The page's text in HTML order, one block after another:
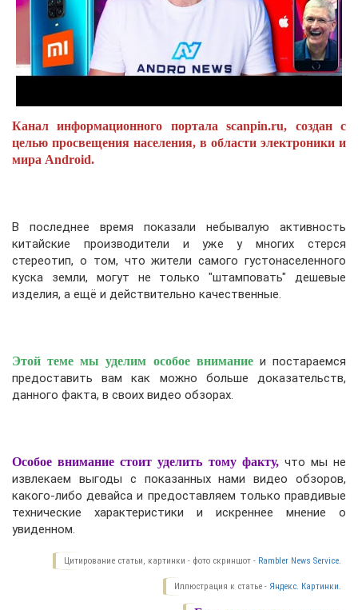
Канал информационного портала scanpin.ru, создан с
целью просвещения населения, в области электроники и
мира Android.
В последнее время показали небывалую активность
китайские производители и уже у многих стерся
стереотип, о том, что жители самого густонаселенного
куска земли, могут не только "штамповать" дешевые
изделия, а ещё и действительно качественные.
Этой теме мы уделим особое вниманиеи постараемся
предоставить вам как можно больше доказательств,
данного факта, в своих видео обзорах.
Особое внимание стоит уделить тому факту,что мы не
извлекаем выгоды с показанных нами видео обзоров,
какого-либо девайса и предоставляем только правдивые
технические характеристики и искреннее мнение о
увиденном.
Цитирование статьи, картинки - фото скриншот - Rambler News Service.
Иллюстрация к статье - Яндекс. Картинки.